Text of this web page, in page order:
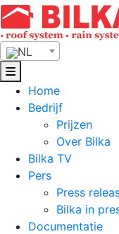
Skip
to
content
NL
Home
Bedrijf
Prijzen
Over Bilka
Bilka TV
Pers
Press
Bilka in
Documentatie